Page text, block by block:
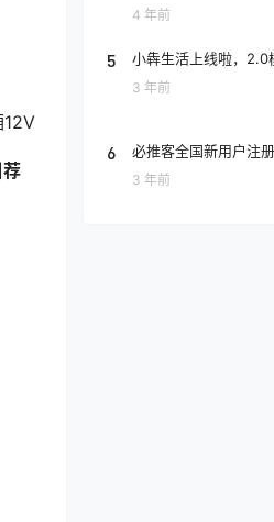
4 年前
5 小犇生活上线啦，2.0
3 年前
6 必推客全国新用户注册
3 年前